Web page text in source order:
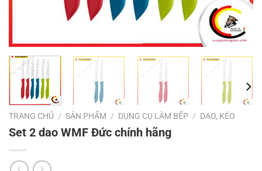
TRANG CHỦ / SẢN PHẨM / DỤNG CỤ LÀM BẾP / DAO, KÉO
Set 2 dao WMF Đức chính hãng